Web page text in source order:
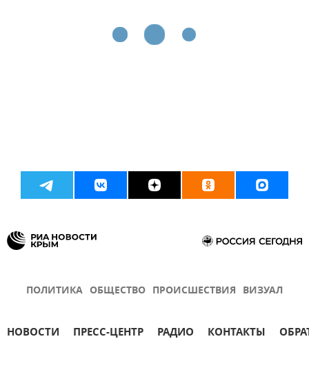
ПОЛИТИКА ОБЩЕСТВО ПРОИСШЕСТВИЯ ВИЗУАЛ
НОВОСТИ ПРЕСС-ЦЕНТР РАДИО КОНТАКТЫ